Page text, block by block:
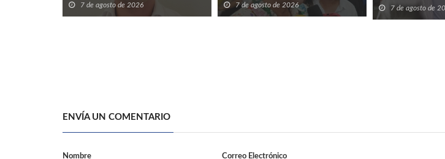
7 de agosto de 2026 7 de agosto de 2026 7 de agosto de
ENVÍA UN COMENTARIO
Nombre Correo Electrónico